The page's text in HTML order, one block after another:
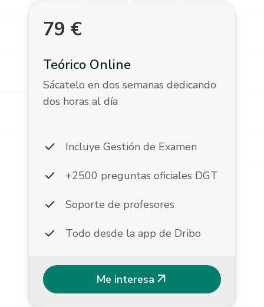
79 €
Teórico Online
Sácatelo en dos semanas dedicando
dos horas al día
check Incluye Gestión de Examen
check +2500 preguntas oficiales DGT
check Soporte de profesores
check Todo desde la app de Dribo
Me interesa arrow_outward